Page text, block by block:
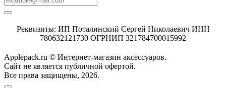
Реквизиты: ИП Поталинский Сергей Николаевич ИНН
780632121730 ОГРНИП 321784700015992
Applepack.ru © Интернет-магазин аксессуаров.
Cайт не является публичной офертой.
Все права защищены, 2026.